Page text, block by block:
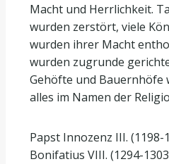
Macht und Herrlichkeit.
wurden zerstört, viele
wurden ihrer Macht
wurden zugrunde
Gehöfte und Bauernhöfe
alles im Namen der
Papst Innozenz III. (1198-
Bonifatius VIII. (1294-